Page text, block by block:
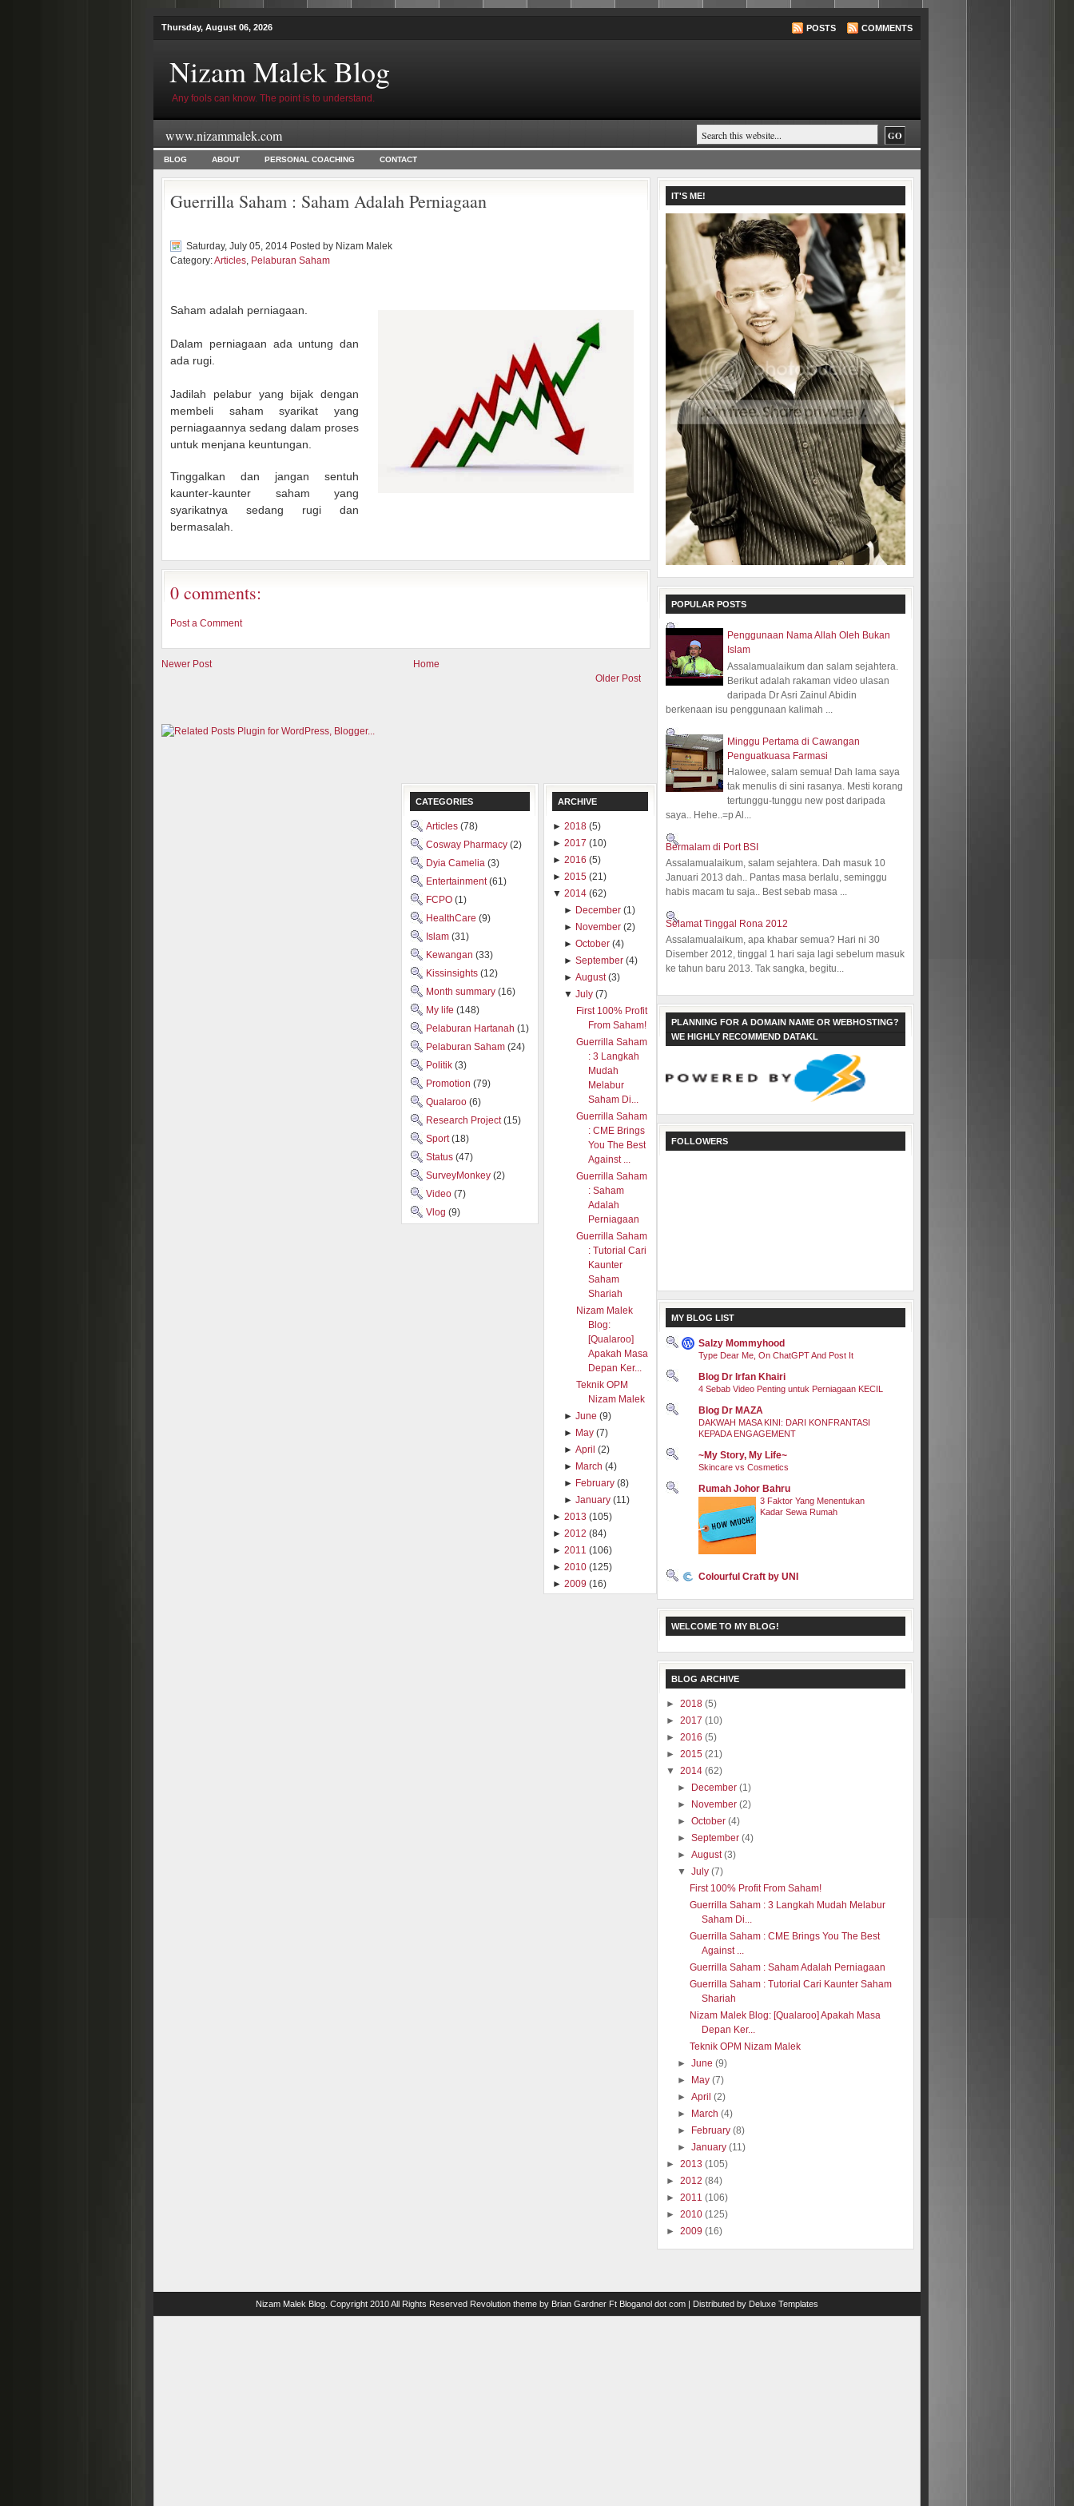
Thursday, August 06, 2026 POSTS COMMENTS
Nizam Malek Blog
Any fools can know. The point is to understand.
www.nizammalek.com
BLOG ABOUT PERSONAL COACHING CONTACT
Guerrilla Saham : Saham Adalah Perniagaan
Saturday, July 05, 2014 Posted by Nizam Malek
Category:Articles, Pelaburan Saham
Saham adalah perniagaan.
Dalam perniagaan ada untung dan
ada rugi.
Jadilah pelabur yang bijak dengan
membeli saham syarikat yang
perniagaannya sedang dalam proses
untuk menjana keuntungan.
Tinggalkan dan jangan sentuh
kaunter-kaunter saham yang
syarikatnya sedang rugi dan
bermasalah.
0 comments:
Post a Comment
Newer Post
Older Post
Home
IT'S ME!
POPULAR POSTS
Penggunaan Nama Allah Oleh Bukan
Islam
Assalamualaikum dan salam sejahtera.
Berikut adalah rakaman video ulasan
daripada Dr Asri Zainul Abidin
berkenaan isu penggunaan kalimah ...
Minggu Pertama di Cawangan
Penguatkuasa Farmasi
Halowee, salam semua! Dah lama saya
tak menulis di sini rasanya. Mesti korang
tertunggu-tunggu new post daripada
saya.. Hehe..=p Al...
Bermalam di Port BSI
Assalamualaikum, salam sejahtera. Dah masuk 10
Januari 2013 dah.. Pantas masa berlalu, seminggu
habis macam tu saja.. Best sebab masa ...
Selamat Tinggal Rona 2012
Assalamualaikum, apa khabar semua? Hari ni 30
Disember 2012, tinggal 1 hari saja lagi sebelum masuk
ke tahun baru 2013. Tak sangka, begitu...
PLANNING FOR A DOMAIN NAME OR WEBHOSTING?
WE HIGHLY RECOMMEND DATAKL
FOLLOWERS
MY BLOG LIST
Salzy Mommyhood
Type Dear Me, On ChatGPT And Post It
Blog Dr Irfan Khairi
4 Sebab Video Penting untuk Perniagaan KECIL
Blog Dr MAZA
DAKWAH MASA KINI: DARI KONFRANTASI
KEPADA ENGAGEMENT
~My Story, My Life~
Skincare vs Cosmetics
Rumah Johor Bahru
3 Faktor Yang Menentukan
Kadar Sewa Rumah
Colourful Craft by UNI
WELCOME TO MY BLOG!
BLOG ARCHIVE
► 2018 (5)
► 2017 (10)
► 2016 (5)
► 2015 (21)
▼ 2014 (62)
► December(1)
► November(2)
►October(4)
►September(4)
►August(3)
▼July(7)
First 100% Profit From Saham!
Guerrilla Saham : 3 Langkah Mudah Melabur
Saham Di...
Guerrilla Saham : CME Brings You The Best
Against ...
Guerrilla Saham : Saham Adalah Perniagaan
Guerrilla Saham : Tutorial Cari Kaunter Saham
Shariah
Nizam Malek Blog: [Qualaroo] Apakah Masa
Depan Ker...
Teknik OPM Nizam Malek
►June(9)
► May(7)
►April(2)
► March(4)
► February(8)
►January(11)
► 2013 (105)
► 2012 (84)
► 2011 (106)
► 2010 (125)
► 2009 (16)
CATEGORIES
Articles (78)
Cosway Pharmacy (2)
Dyia Camelia (3)
Entertainment(61)
FCPO (1)
HealthCare (9)
Islam (31)
Kewangan (33)
Kissinsights (12)
Month summary (16)
My life (148)
Pelaburan Hartanah (1)
Pelaburan Saham (24)
Politik (3)
Promotion (79)
Qualaroo (6)
Research Project(15)
Sport(18)
Status (47)
SurveyMonkey (2)
Video (7)
Vlog (9)
ARCHIVE
► 2018 (5)
► 2017 (10)
► 2016 (5)
► 2015 (21)
▼ 2014 (62)
► December (1)
► November (2)
►October (4)
►September (4)
►August (3)
▼July (7)
First 100% Profit
From Saham!
Guerrilla Saham
: 3 Langkah
Mudah
Melabur
Saham Di...
Guerrilla Saham
: CME Brings
You The Best
Against ...
Guerrilla Saham
: Saham
Adalah
Perniagaan
Guerrilla Saham
: Tutorial Cari
Kaunter
Saham
Shariah
Nizam Malek
Blog:
[Qualaroo]
Apakah Masa
Depan Ker...
Teknik OPM
Nizam Malek
►June (9)
► May (7)
►April (2)
► March (4)
► February (8)
►January (11)
► 2013 (105)
► 2012 (84)
► 2011 (106)
► 2010 (125)
► 2009 (16)
Nizam Malek Blog . Copyright 2010 All Rights Reserved Revolution theme by Brian Gardner Ft Bloganol dot com | Distributed by Deluxe Templates